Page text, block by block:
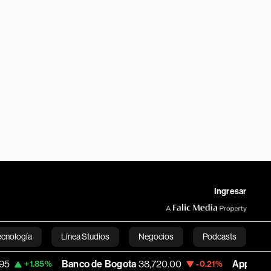
Ingresar
Línea Studios Negocios Podcasts
English
Banco de Bogota 38,720.00 -0.21% Apple 310.94